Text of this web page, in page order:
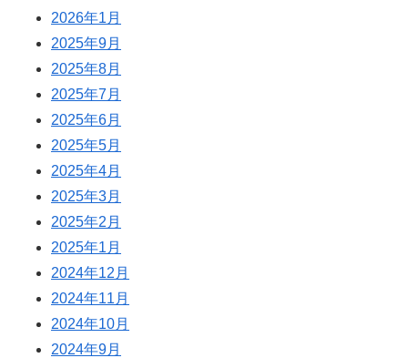
2026年1月
2025年9月
2025年8月
2025年7月
2025年6月
2025年5月
2025年4月
2025年3月
2025年2月
2025年1月
2024年12月
2024年11月
2024年10月
2024年9月